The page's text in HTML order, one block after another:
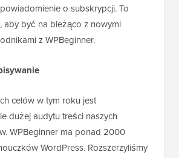
o subskrypcji. To
aby być na bieżąco z nowymi
z WPBeginner.
celów w tym roku jest
dużej audytu treści naszych
WPBeginner ma ponad 2000
WordPress. Rozszerzyliśmy